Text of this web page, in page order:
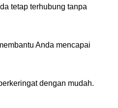
tetap terhubung tanpa
Anda mencapai
dengan mudah.